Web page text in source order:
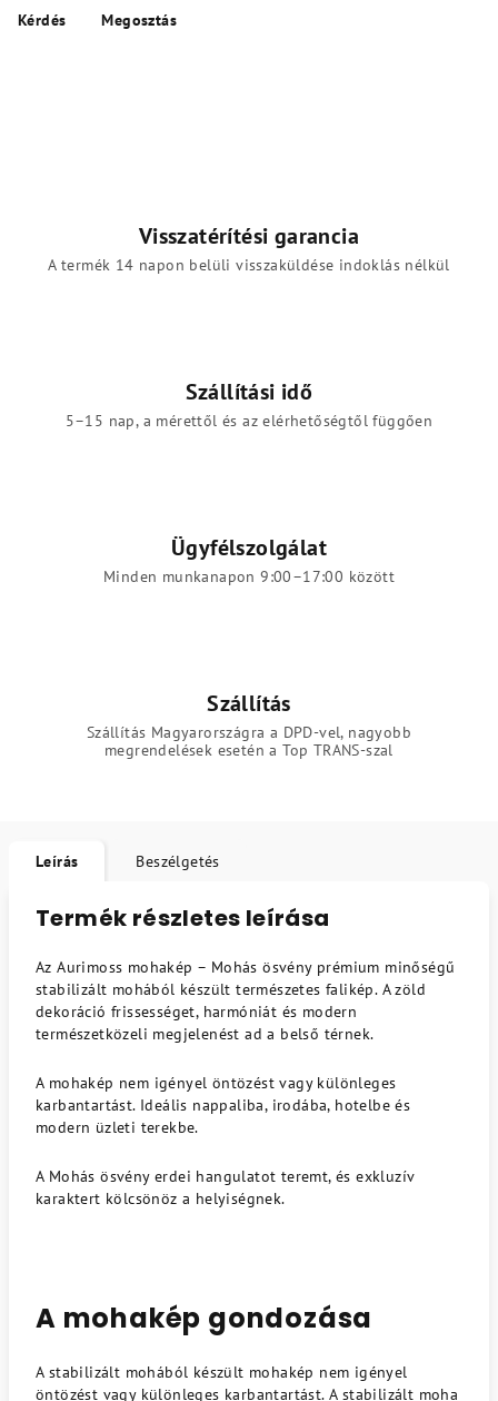
Kérdés Megosztás
Visszatérítési garancia
A termék 14 napon belüli visszaküldése indoklás nélkül
Szállítási idő
5–15 nap, a mérettől és az elérhetőségtől függően
Ügyfélszolgálat
Minden munkanapon 9:00–17:00 között
Szállítás
Szállítás Magyarországra a DPD-vel, nagyobb
megrendelések esetén a Top TRANS-szal
Leírás Beszélgetés
Termék részletes leírása
Az Aurimoss mohakép – Mohás ösvény prémium minőségű
stabilizált mohából készült természetes falikép. A zöld
dekoráció frissességet, harmóniát és modern
természetközeli megjelenést ad a belső térnek.
A mohakép nem igényel öntözést vagy különleges
karbantartást. Ideális nappaliba, irodába, hotelbe és
modern üzleti terekbe.
A Mohás ösvény erdei hangulatot teremt, és exkluzív
karaktert kölcsönöz a helyiségnek.
A mohakép gondozása
A stabilizált mohából készült mohakép nem igényel
öntözést vagy különleges karbantartást. A stabilizált moha